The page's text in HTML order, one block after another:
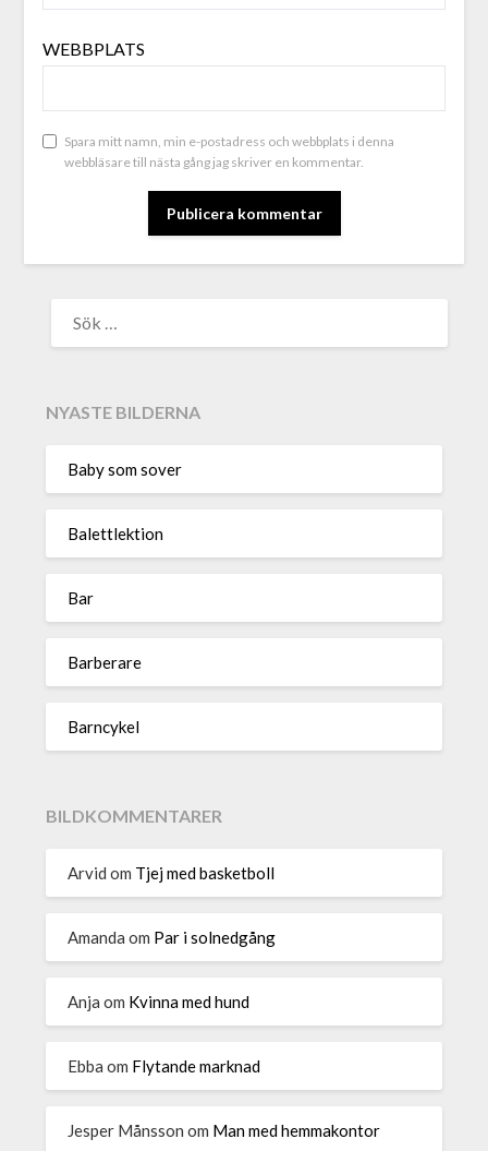
WEBBPLATS
Spara mitt namn, min e-postadress och webbplats i denna
webbläsare till nästa gång jag skriver en kommentar.
ALTERNATIVE:
NYASTE BILDERNA
Baby som sover
Balettlektion
Bar
Barberare
Barncykel
BILDKOMMENTARER
Arvid om Tjej med basketboll
Amanda om Par i solnedgång
Anja om Kvinna med hund
Ebba om Flytande marknad
Jesper Månsson om Man med hemmakontor